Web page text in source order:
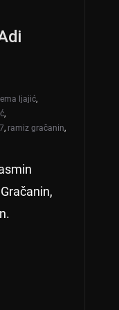
ema ljajić,
,
, ramiz gračanin,